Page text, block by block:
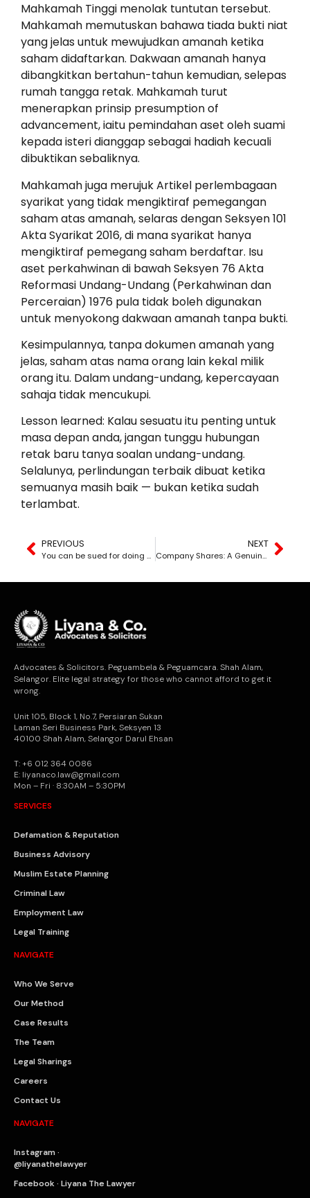
Mahkamah Tinggi menolak tuntutan tersebut.
Mahkamah memutuskan bahawa tiada bukti niat
yang jelas untuk mewujudkan amanah ketika
saham didaftarkan. Dakwaan amanah hanya
dibangkitkan bertahun-tahun kemudian, selepas
rumah tangga retak. Mahkamah turut
menerapkan prinsip presumption of
advancement, iaitu pemindahan aset oleh suami
kepada isteri dianggap sebagai hadiah kecuali
dibuktikan sebaliknya.
Mahkamah juga merujuk Artikel perlembagaan
syarikat yang tidak mengiktiraf pemegangan
saham atas amanah, selaras dengan Seksyen 101
Akta Syarikat 2016, di mana syarikat hanya
mengiktiraf pemegang saham berdaftar. Isu
aset perkahwinan di bawah Seksyen 76 Akta
Reformasi Undang-Undang (Perkahwinan dan
Perceraian) 1976 pula tidak boleh digunakan
untuk menyokong dakwaan amanah tanpa bukti.
Kesimpulannya, tanpa dokumen amanah yang
jelas, saham atas nama orang lain kekal milik
orang itu. Dalam undang-undang, kepercayaan
sahaja tidak mencukupi.
Lesson learned: Kalau sesuatu itu penting untuk
masa depan anda, jangan tunggu hubungan
retak baru tanya soalan undang-undang.
Selalunya, perlindungan terbaik dibuat ketika
semuanya masih baik — bukan ketika sudah
terlambat.
PREVIOUS
You can be sued for doing nothing — but that doesn’t mean the case will succeed
NEXT
Company Shares: A Genuine Gift or “Held in Trust”?
Advocates & Solicitors. Peguambela & Peguamcara. Shah Alam,
Selangor. Elite legal strategy for those who cannot afford to get it
wrong.
Unit 105, Block 1, No.7, Persiaran Sukan
Laman Seri Business Park, Seksyen 13
40100 Shah Alam, Selangor Darul Ehsan
T: +6 012 364 0086
E: liyanaco.law@gmail.com
Mon – Fri · 8:30AM – 5:30PM
SERVICES
Defamation & Reputation
Business Advisory
Muslim Estate Planning
Criminal Law
Employment Law
Legal Training
NAVIGATE
Who We Serve
Our Method
Case Results
The Team
Legal Sharings
Careers
Contact Us
NAVIGATE
Instagram ·
@liyanathelawyer
Facebook · Liyana The Lawyer